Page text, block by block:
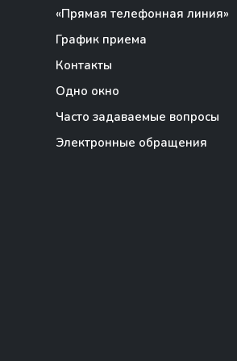
«Прямая телефонная линия»
График приема
Контакты
Одно окно
Часто задаваемые вопросы
Электронные обращения